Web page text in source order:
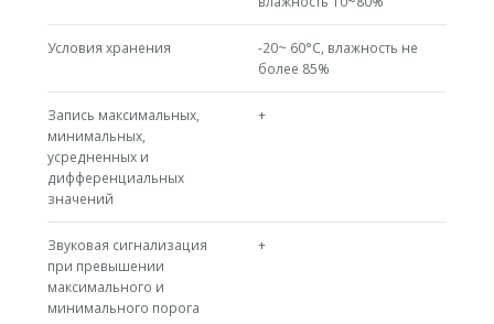
Условия хранения
-20~ 60°С, влажность не
более 85%
Запись максимальных,
минимальных,
усредненных и
дифференциальных
значений
+
Звуковая сигнализация
при превышении
максимального и
минимального порога
+